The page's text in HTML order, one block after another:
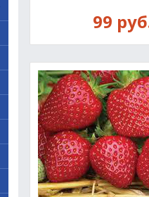
99